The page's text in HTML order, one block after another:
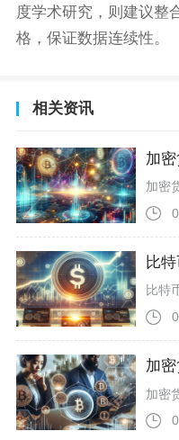
度学术研究，则建议整
格，保证数据连续性。
相关资讯
加
比
加